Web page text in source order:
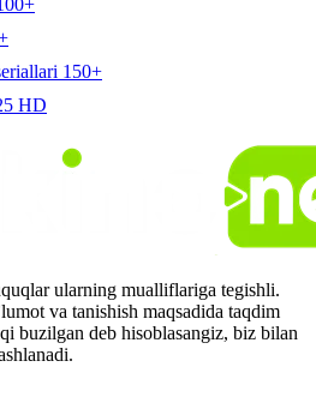
150+
HD
ularning mualliflariga tegishli.
va tanishish maqsadida taqdim
buzilgan deb hisoblasangiz, biz bilan